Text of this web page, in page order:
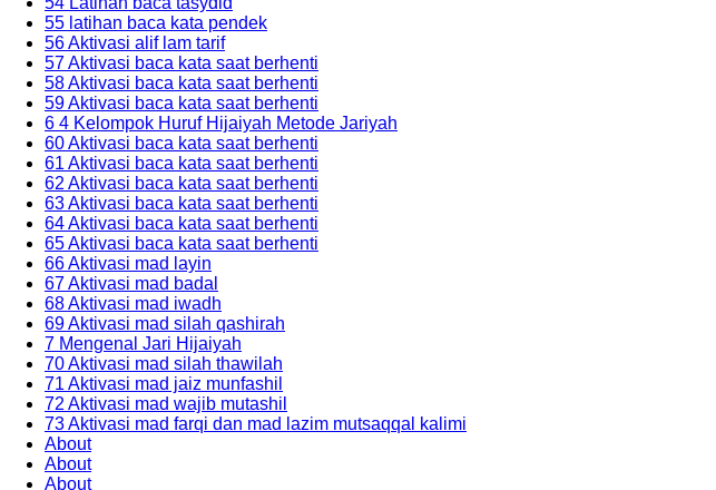
55 latihan baca kata pendek
56 Aktivasi alif lam tarif
57 Aktivasi baca kata saat berhenti
58 Aktivasi baca kata saat berhenti
59 Aktivasi baca kata saat berhenti
6 4 Kelompok Huruf Hijaiyah Metode Jariyah
60 Aktivasi baca kata saat berhenti
61 Aktivasi baca kata saat berhenti
62 Aktivasi baca kata saat berhenti
63 Aktivasi baca kata saat berhenti
64 Aktivasi baca kata saat berhenti
65 Aktivasi baca kata saat berhenti
66 Aktivasi mad layin
67 Aktivasi mad badal
68 Aktivasi mad iwadh
69 Aktivasi mad silah qashirah
7 Mengenal Jari Hijaiyah
70 Aktivasi mad silah thawilah
71 Aktivasi mad jaiz munfashil
72 Aktivasi mad wajib mutashil
73 Aktivasi mad farqi dan mad lazim mutsaqqal kalimi
About
About
About